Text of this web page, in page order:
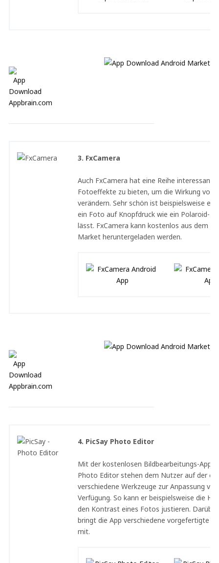
3. FxCamera
Auch FxCamera hat eine Reihe interessanter
Fotoeffekte zu bieten, um die Wirkung von
verändern. Sehr schön ist beispielsweise
ein Foto auf Knopfdruck wie ein Polaroid-
lässt. FxCamera kann kostenlos aus dem
Market heruntergeladen werden.
4. PicSay Photo Editor
Mit der kostenlosen Bildbearbeitungs-App
Photo Editor stehen dem Nutzer auf der
verschiedene Werkzeuge zur Anpassung
Verfügung. So kann er beispielsweise die
den Kontrast eines Fotos justieren.
bringt die App verschiedene vorgefertigte
mit.